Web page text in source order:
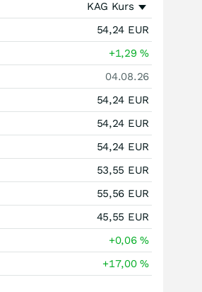
KAG Kurs
54,24 EUR
+1,29%
04.08.26
54,24 EUR
54,24 EUR
54,24 EUR
53,55 EUR
55,56 EUR
45,55 EUR
+0,06%
+17,00%